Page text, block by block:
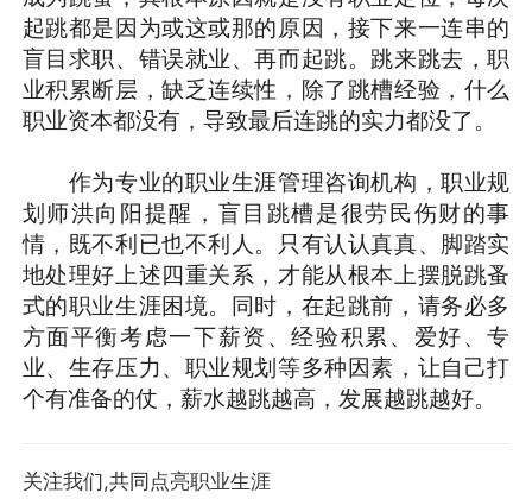
起跳都是因为或这或那的原因，接下来一连串的
盲目求职、错误就业、再而起跳。跳来跳去，职
业积累断层，缺乏连续性，除了跳槽经验，什么
职业资本都没有，导致最后连跳的实力都没了。
作为专业的职业生涯管理咨询机构，职业规
划师洪向阳提醒，盲目跳槽是很劳民伤财的事
情，既不利已也不利人。只有认认真真、脚踏实
地处理好上述四重关系，才能从根本上摆脱跳蚤
式的职业生涯困境。同时，在起跳前，请务必多
方面平衡考虑一下薪资、经验积累、爱好、专
业、生存压力、职业规划等多种因素，让自己打
个有准备的仗，薪水越跳越高，发展越跳越好。
关注我们,共同点亮职业生涯